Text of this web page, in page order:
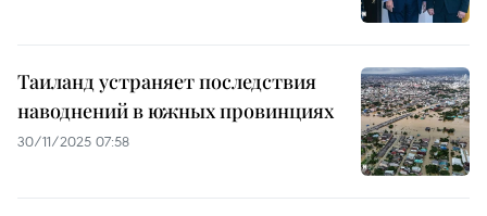
Таиланд устраняет последствия
наводнений в южных провинциях
30/11/2025 07:58